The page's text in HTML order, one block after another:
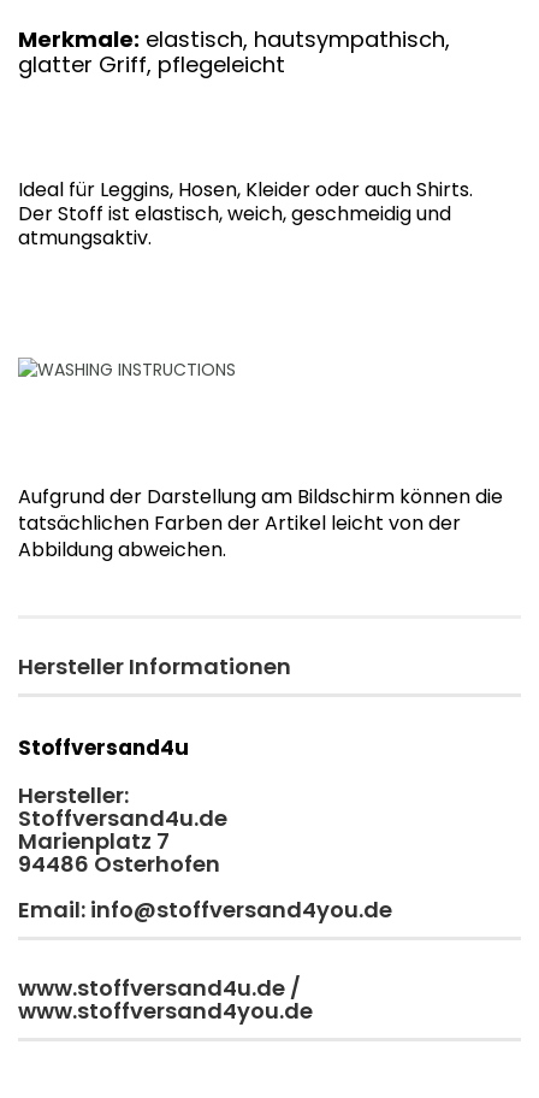
Merkmale: elastisch, hautsympathisch,
glatter Griff, pflegeleicht
Ideal für Leggins, Hosen, Kleider oder auch Shirts.
Der Stoff ist elastisch, weich, geschmeidig und
atmungsaktiv.
Aufgrund der Darstellung am Bildschirm können die
tatsächlichen Farben der Artikel leicht von der
Abbildung abweichen.
Hersteller Informationen
Stoffversand4u
Hersteller:
Stoffversand4u.de
Marienplatz 7
94486 Osterhofen
Email: info@stoffversand4you.de
www.stoffversand4u.de /
www.stoffversand4you.de